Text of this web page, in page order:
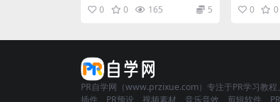
0 0 165 5 0 0
PR自学网（www.przixue.com）专注于PR学习教程